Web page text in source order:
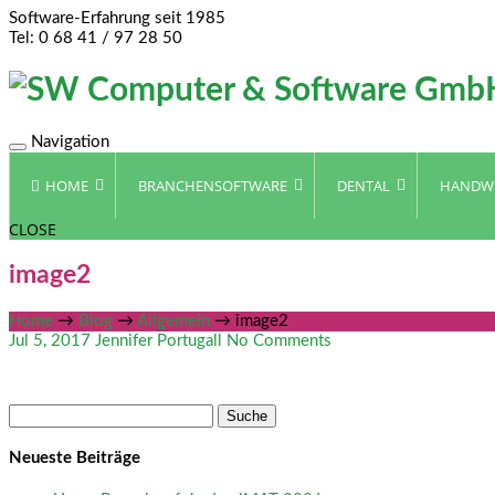
Software-Erfahrung seit 1985
Tel: 0 68 41 / 97 28 50
Toggle
Navigation
HOME BRANCHENSOFTWARE DENTAL
CLOSE
image2
Home → Blog → Allgemein → image2
Jul 5, 2017 Jennifer Portugall No Comments
nach:
Neueste Beiträge